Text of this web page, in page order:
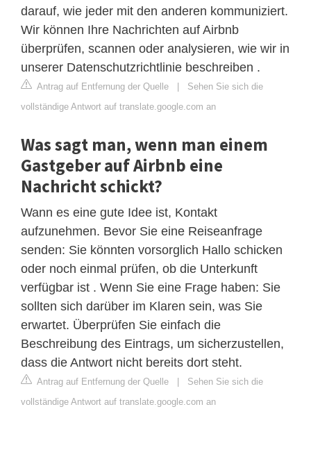
darauf, wie jeder mit den anderen kommuniziert.
Wir können Ihre Nachrichten auf Airbnb
überprüfen, scannen oder analysieren, wie wir in
unserer Datenschutzrichtlinie beschreiben .
Antrag auf Entfernung der Quelle | Sehen Sie sich die
vollständige Antwort auf translate.google.com an
Was sagt man, wenn man einem
Gastgeber auf Airbnb eine
Nachricht schickt?
Wann es eine gute Idee ist, Kontakt
aufzunehmen. Bevor Sie eine Reiseanfrage
senden: Sie könnten vorsorglich Hallo schicken
oder noch einmal prüfen, ob die Unterkunft
verfügbar ist . Wenn Sie eine Frage haben: Sie
sollten sich darüber im Klaren sein, was Sie
erwartet. Überprüfen Sie einfach die
Beschreibung des Eintrags, um sicherzustellen,
dass die Antwort nicht bereits dort steht.
Antrag auf Entfernung der Quelle | Sehen Sie sich die
vollständige Antwort auf translate.google.com an